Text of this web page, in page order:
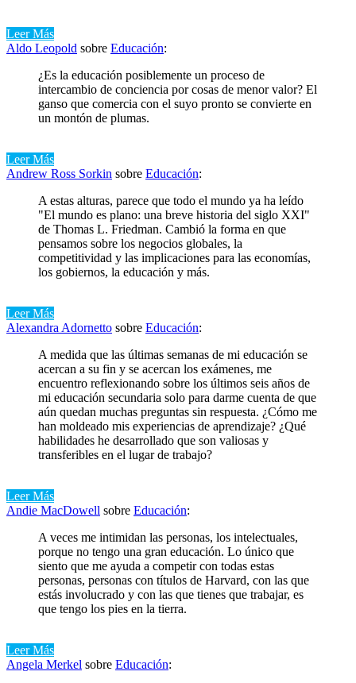
Leer Más
Aldo Leopold sobre Educación:
¿Es la educación posiblemente un proceso de
intercambio de conciencia por cosas de menor valor? El
ganso que comercia con el suyo pronto se convierte en
un montón de plumas.
Leer Más
Andrew Ross Sorkin sobre Educación:
A estas alturas, parece que todo el mundo ya ha leído
"El mundo es plano: una breve historia del siglo XXI"
de Thomas L. Friedman. Cambió la forma en que
pensamos sobre los negocios globales, la
competitividad y las implicaciones para las economías,
los gobiernos, la educación y más.
Leer Más
Alexandra Adornetto sobre Educación:
A medida que las últimas semanas de mi educación se
acercan a su fin y se acercan los exámenes, me
encuentro reflexionando sobre los últimos seis años de
mi educación secundaria solo para darme cuenta de que
aún quedan muchas preguntas sin respuesta. ¿Cómo me
han moldeado mis experiencias de aprendizaje? ¿Qué
habilidades he desarrollado que son valiosas y
transferibles en el lugar de trabajo?
Leer Más
Andie MacDowell sobre Educación:
A veces me intimidan las personas, los intelectuales,
porque no tengo una gran educación. Lo único que
siento que me ayuda a competir con todas estas
personas, personas con títulos de Harvard, con las que
estás involucrado y con las que tienes que trabajar, es
que tengo los pies en la tierra.
Leer Más
Angela Merkel sobre Educación: